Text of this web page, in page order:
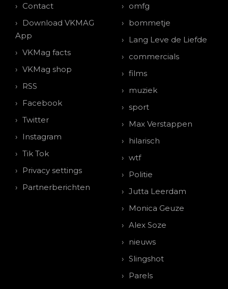
Contact
Download VKMAG
App
VKMag facts
VKMag shop
RSS
Facebook
Twitter
Instagram
Tik Tok
Privacy settings
Partnerberichten
omfg
bommetje
Lang Leve de Liefde
commercials
films
muziek
sport
Max Verstappen
hilarisch
wtf
Politie
Jutta Leerdam
Monica Geuze
Alex Soze
nieuws
Slingshot
Parels